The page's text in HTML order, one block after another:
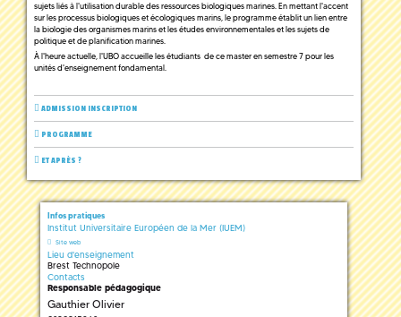
sujets liés à l'utilisation durable des ressources biologiques marines. En mettant l'accent
sur les processus biologiques et écologiques marins, le programme établit un lien entre
la biologie des organismes marins et les études environnementales et les sujets de
politique et de planification marines.
À l'heure actuelle, l'UBO accueille les étudiants de ce master en semestre 7 pour les
unités d'enseignement fondamental.
ADMISSION INSCRIPTION
PROGRAMME
ET APRÈS ?
Infos pratiques
Institut Universitaire Européen de la Mer (IUEM)
Site web
Lieu d'enseignement
Brest Technopole
Contacts
Responsable pédagogique
Gauthier Olivier